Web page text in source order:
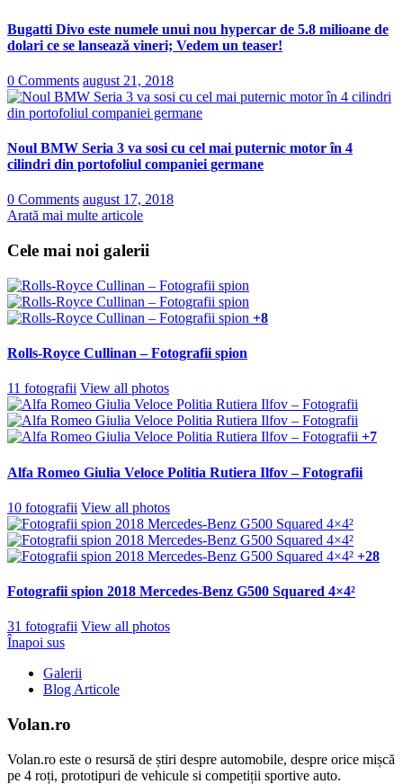
Bugatti Divo este numele unui nou hypercar de 5.8 milioane de
dolari ce se lansează vineri; Vedem un teaser!
0 Comments august 21, 2018
Noul BMW Seria 3 va sosi cu cel mai puternic motor în 4
cilindri din portofoliul companiei germane
0 Comments august 17, 2018
Arată mai multe articole
Cele mai noi galerii
+8
Rolls-Royce Cullinan – Fotografii spion
11 fotografii View all photos
+7
Alfa Romeo Giulia Veloce Politia Rutiera Ilfov – Fotografii
10 fotografii View all photos
+28
Fotografii spion 2018 Mercedes-Benz G500 Squared 4×4²
31 fotografii View all photos
Înapoi sus
Galerii
Blog Articole
Volan.ro
Volan.ro este o resursă de știri despre automobile, despre orice mișcă
pe 4 roți, prototipuri de vehicule si competiții sportive auto.